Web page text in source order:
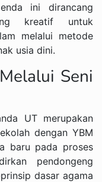
ini dirancang
kreatif untuk
melalui metode
usia dini.
Seni
UT merupakan
dengan YBM
baru pada proses
pendongeng
dasar agama